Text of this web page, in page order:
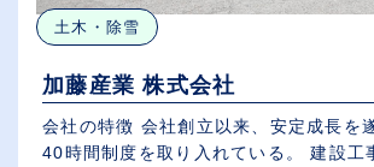
土木・除雪
加藤産業 株式会社
会社の特徴 会社創立以来、安定成長を遂げている。 週
40時間制度を取り入れている。 建設工